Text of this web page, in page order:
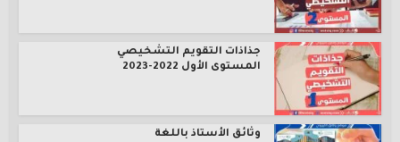
جذاذات التقويم التشخيصي
المستوى الأول 2022-2023
وثائق الأستاذ باللغة